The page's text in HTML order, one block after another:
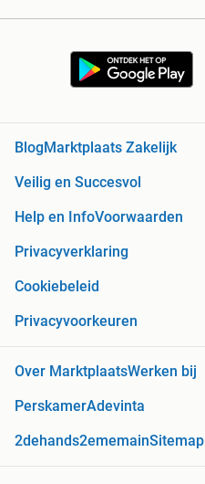
BlogMarktplaats Zakelijk
Veilig en Succesvol
Help en InfoVoorwaarden
Privacyverklaring
Cookiebeleid
Privacyvoorkeuren
Over MarktplaatsWerken bij
PerskamerAdevinta
2dehands2ememainSitemap